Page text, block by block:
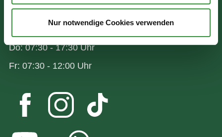
Nur notwendige Cookies verwenden
Wir sind für Sie da:
Mo - Mi: 07:30 - 16:30 Uhr
Do: 07:30 - 17:30 Uhr
Fr: 07:30 - 12:00 Uhr